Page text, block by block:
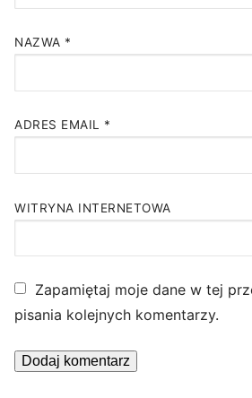
NAZWA *
ADRES EMAIL *
WITRYNA INTERNETOWA
Zapamiętaj moje dane w tej
pisania kolejnych komentarzy.